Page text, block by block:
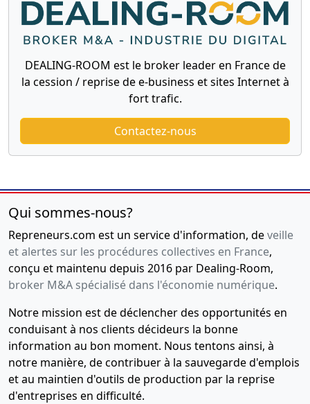
DEALING-ROOM est le broker leader en France de
la cession / reprise de e-business et sites Internet à
fort trafic.
Contactez-nous
Qui sommes-nous?
Repreneurs.com est un service d'information, deveille
et alertes sur les procédures collectives en France,
conçu et maintenu depuis 2016 par Dealing-Room,
broker M&A spécialisé dans l'économie numérique.
Notre mission est de déclencher des opportunités en
conduisant à nos clients décideurs la bonne
information au bon moment. Nous tentons ainsi, à
notre manière, de contribuer à la sauvegarde d'emplois
et au maintien d'outils de production par la reprise
d'entreprises en difficulté.